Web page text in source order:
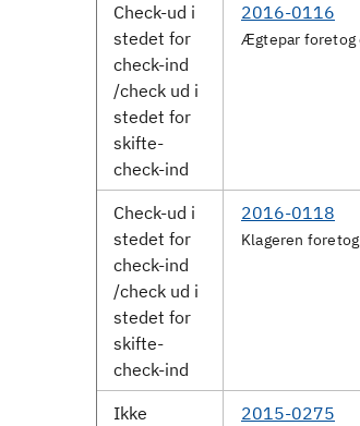
Check-ud i
stedet for
check-ind
/check ud i
stedet for
skifte-
check-ind
2016-0116
Ægtepar foretog
Check-ud i
stedet for
check-ind
/check ud i
stedet for
skifte-
check-ind
2016-0118
Klageren
Ikke
2015-0275